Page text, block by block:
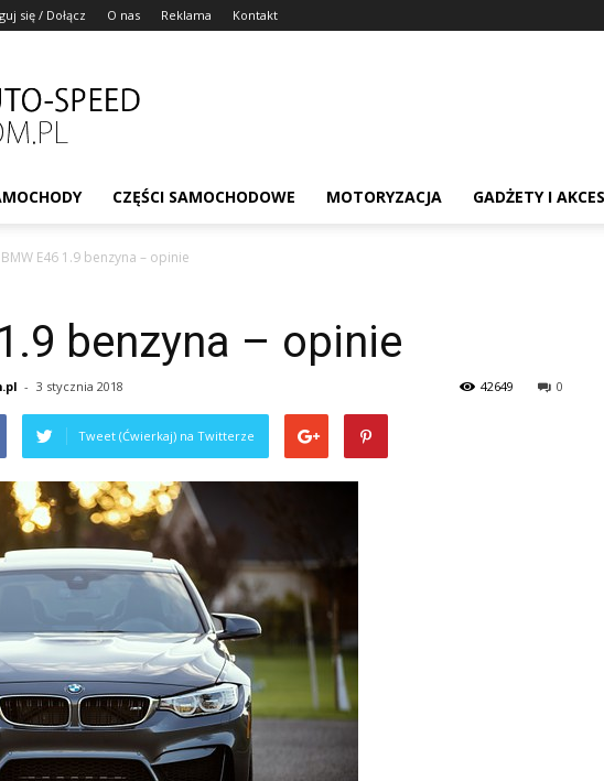
się / Dołącz O nas Reklama Kontakt
CZĘŚCI SAMOCHODOWE MOTORYZACJA GADŻETY I
BMW E46 1.9 benzyna – opinie
benzyna – opinie
- 3 stycznia 2018 0
42649
Tweet (Ćwierkaj) na Twitterze